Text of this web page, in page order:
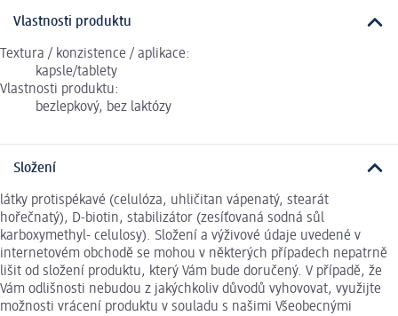
Vlastnosti produktu
Textura / konzistence / aplikace:
kapsle/tablety
Vlastnosti produktu:
bezlepkový, bez laktózy
Složení
látky protispékavé (celulóza, uhličitan vápenatý, stearát
hořečnatý), D-biotin, stabilizátor (zesíťovaná sodná sůl
karboxymethyl- celulosy). Složení a výživové údaje uvedené v
internetovém obchodě se mohou v některých případech nepatrně
lišit od složení produktu, který Vám bude doručený. V případě, že
Vám odlišnosti nebudou z jakýchkoliv důvodů vyhovovat, využijte
možnosti vrácení produktu v souladu s našimi Všeobecnými